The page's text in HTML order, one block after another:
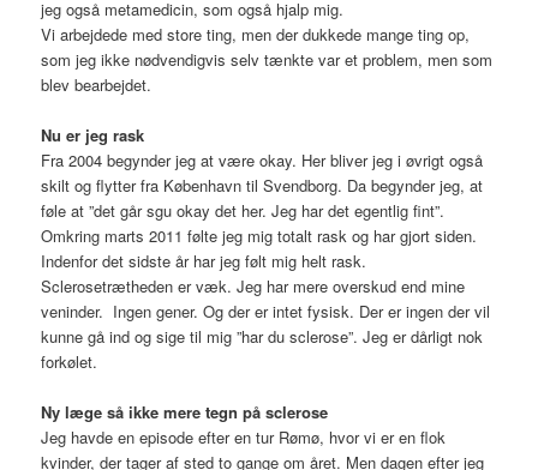
jeg også metamedicin, som også hjalp mig.
Vi arbejdede med store ting, men der dukkede mange ting op,
som jeg ikke nødvendigvis selv tænkte var et problem, men som
blev bearbejdet.
Nu er jeg rask
Fra 2004 begynder jeg at være okay. Her bliver jeg i øvrigt også
skilt og flytter fra København til Svendborg. Da begynder jeg, at
føle at ”det går sgu okay det her. Jeg har det egentlig fint”.
Omkring marts 2011 følte jeg mig totalt rask og har gjort siden.
Indenfor det sidste år har jeg følt mig helt rask.
Sclerosetrætheden er væk. Jeg har mere overskud end mine
veninder. Ingen gener. Og der er intet fysisk. Der er ingen der vil
kunne gå ind og sige til mig ”har du sclerose”. Jeg er dårligt nok
forkølet.
Ny læge så ikke mere tegn på sclerose
Jeg havde en episode efter en tur Rømø, hvor vi er en flok
kvinder, der tager af sted to gange om året. Men dagen efter jeg